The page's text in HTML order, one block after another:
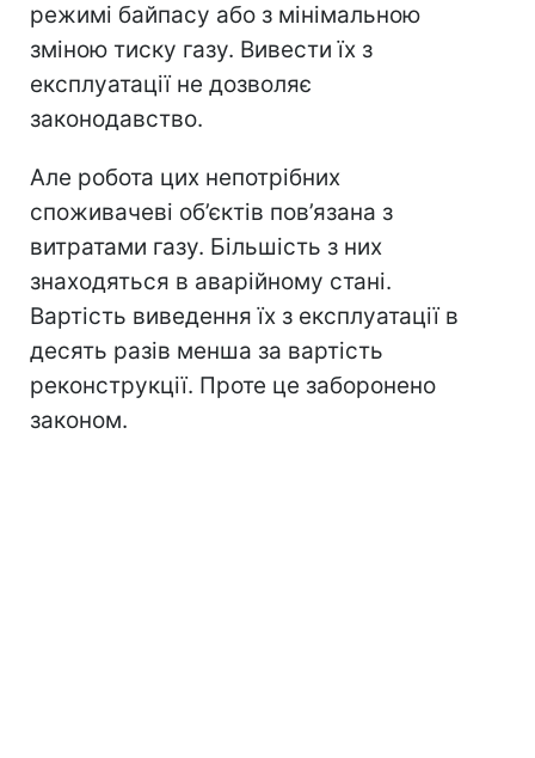
режимі байпасу або з мінімальною
зміною тиску газу. Вивести їх з
експлуатації не дозволяє
законодавство.
Але робота цих непотрібних
споживачеві об’єктів пов’язана з
витратами газу. Більшість з них
знаходяться в аварійному стані.
Вартість виведення їх з експлуатації в
десять разів менша за вартість
реконструкції. Проте це заборонено
законом.